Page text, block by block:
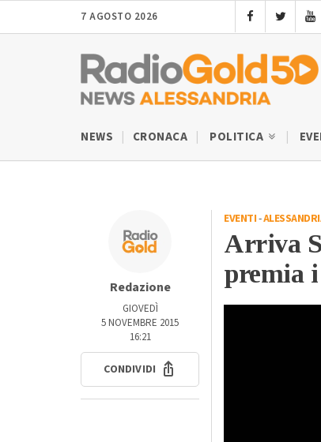
7 AGOSTO 2026
NEWS CRONACA POLITICA
Redazione
GIOVEDÌ
5 NOVEMBRE 2015
16:21
CONDIVIDI
EVENTI-
Arriva
premia